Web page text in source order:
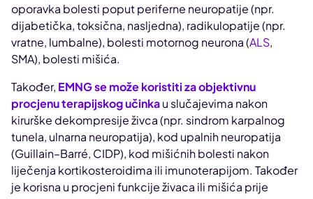
oporavka bolesti poput periferne neuropatije (npr.
dijabetička, toksična, nasljedna), radikulopatije (npr.
vratne, lumbalne), bolesti motornog neurona (ALS,
SMA), bolesti mišića.
Također, EMNG se može koristiti za objektivnu
procjenu terapijskog učinkau slučajevima nakon
kirurške dekompresije živca (npr. sindrom karpalnog
tunela, ulnarna neuropatija), kod upalnih neuropatija
(Guillain–Barré, CIDP), kod mišićnih bolesti nakon
liječenja kortikosteroidima ili imunoterapijom. Također
je korisna u procjeni funkcije živaca ili mišića prije